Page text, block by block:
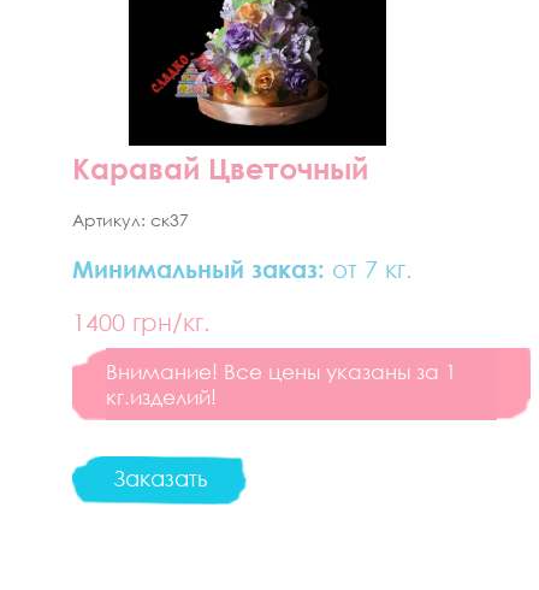
Каравай Цветочный
Артикул: ск37
Минимальный заказ: от 7 кг.
1400 грн/кг.
Внимание! Все цены указаны за 1
кг.изделий!
Заказать